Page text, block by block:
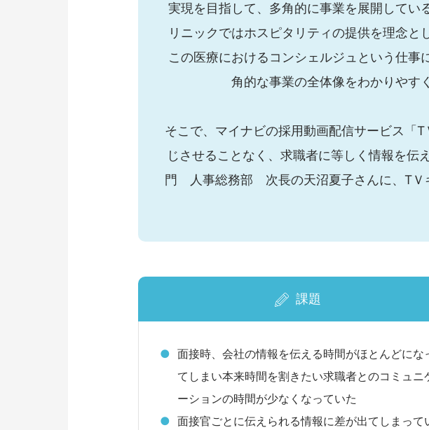
実現を目指して、多角的に事業を展開してい
リニックではホスピタリティの提供を理念と
この医療におけるコンシェルジュという仕
角的な事業の全体像をわかりやす
そこで、マイナビの採用動画配信サービス「
じさせることなく、求職者に等しく情報を
門 人事総務部 次長の天沼夏子さんに、TＶ
課題
面接時、会社の情報を伝える時間がほとんどにな
てしまい本来時間を割きたい求職者とのコミュニ
ーションの時間が少なくなっていた
面接官ごとに伝えられる情報に差が出てしまって